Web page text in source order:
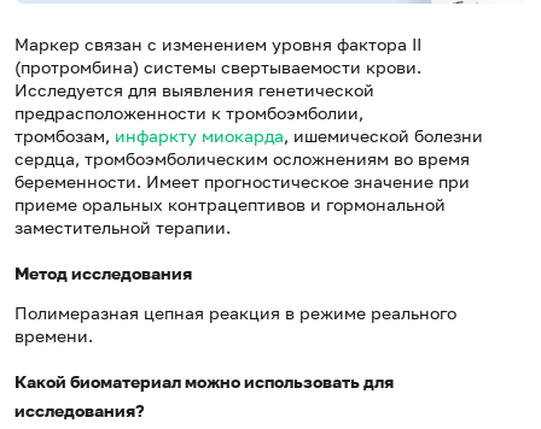
Маркер связан с изменением уровня фактора II
(протромбина) системы свертываемости крови.
Исследуется для выявления генетической
предрасположенности к тромбоэмболии,
тромбозам, инфаркту миокарда, ишемической болезни
сердца, тромбоэмболическим осложнениям во время
беременности. Имеет прогностическое значение при
приеме оральных контрацептивов и гормональной
заместительной терапии.
Метод исследования
Полимеразная цепная реакция в режиме реального
времени.
Какой биоматериал можно использовать для
исследования?